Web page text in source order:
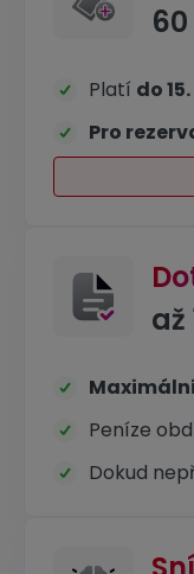
Platí do
Pro
až
Peníze
Dokud